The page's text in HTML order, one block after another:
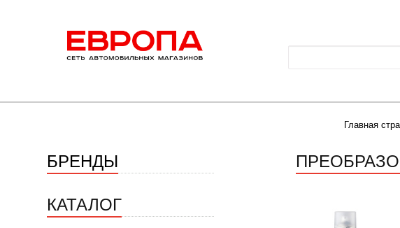
Главная
БРЕНДЫ
КАТАЛОГ